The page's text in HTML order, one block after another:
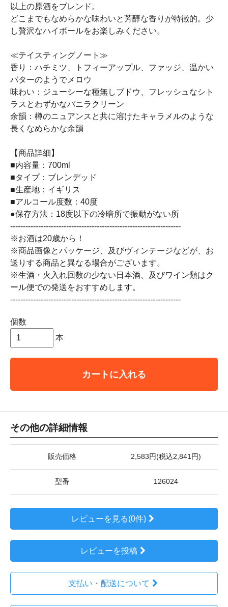
以上の原酒をブレンド。
どこまでもなめらかな味わいと芳醇な香りが特徴的。少
し贅沢なハイボールをお楽しみください。
≪テイスティングノート≫
香り：ハチミツ、トフィーアップル、ファッジ、温かい
バターのようでメロウ
味わい：ジューシーな種無しブドウ、フレッシュなシト
ラスとわずかなバニラクリーン
余韻：樽のニュアンスと共に溶けたキャラメルのような
長くなめらかな余韻
【商品詳細】
■内容量：700ml
■タイプ：ブレンデッド
■生産地：イギリス
■アルコール度数：40度
●保存方法：18度以下の冷暗所で振動がない所
-------------------------------------------------------------------
※お酒は20歳から！
※商品画像とパッケージ、及びヴィンテージなどが、お
送りする商品と異なる場合がございます。
※生酒・火入れ回数の少ない日本酒、及びワイン類はク
ール便での発送をおすすめします。
-------------------------------------------------------------------
個数
本
カートに入れる
その他の詳細情報
販売価格 2,583円(税込2,841円)
型番 126024
レビューを見る(0件)
レビューを投稿
支払い・配送について